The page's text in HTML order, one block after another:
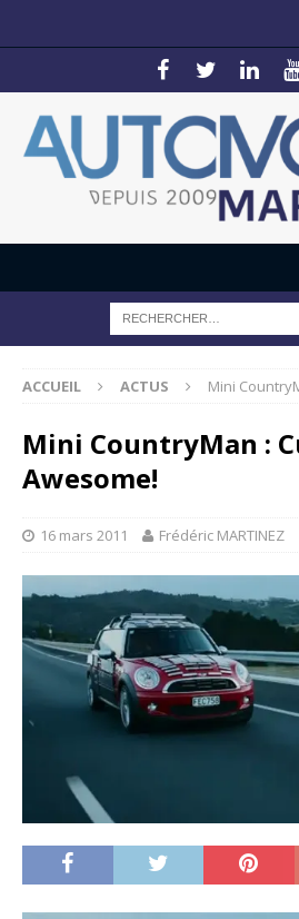
ACCUEIL ACTUS Mini
Mini CountryMan :
Awesome!
16 mars 2011 Frédéric MARTINEZ